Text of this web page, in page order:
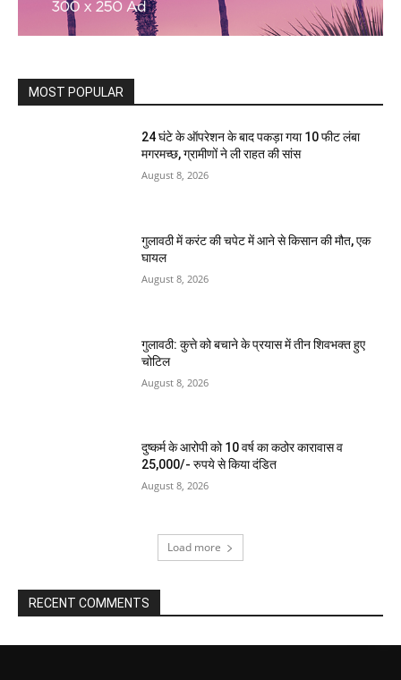
MOST POPULAR
24 घंटे के ऑपरेशन के बाद पकड़ा गया 10 फीट लंबा
मगरमच्छ, ग्रामीणों ने ली राहत की सांस
August 8, 2026
गुलावठी में करंट की चपेट में आने से किसान की मौत, एक
घायल
August 8, 2026
गुलावठी: कुत्ते को बचाने के प्रयास में तीन शिवभक्त हुए
चोटिल
August 8, 2026
दुष्कर्म के आरोपी को 10 वर्ष का कठोर कारावास व
25,000/- रुपये से किया दंडित
August 8, 2026
Load more
RECENT COMMENTS